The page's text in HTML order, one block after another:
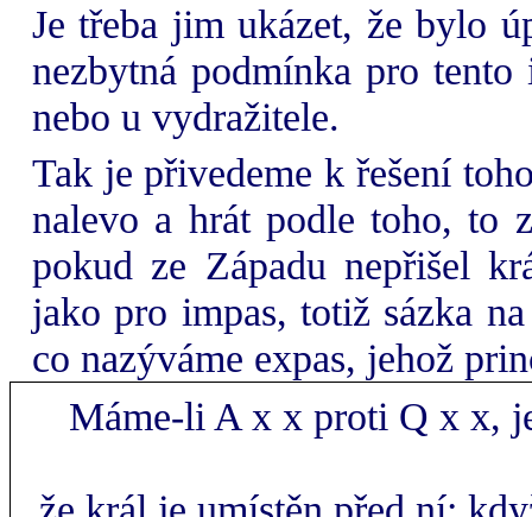
Je třeba jim ukázet, že bylo
nezbytná podmínka pro
nebo u vydražitele.
Tak je přivedeme k řešení
nalevo a hrát podle toho, to
pokud ze Západu nepřišel
jako pro impas, totiž sázka
co nazýváme expas, jehož
Máme-li A x x proti Q x x,